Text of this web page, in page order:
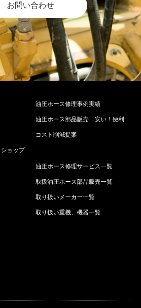
お問い合わせ
ョップ
油圧ホース修理事例実績
油圧ホース部品販売 安い！便利
コスト削減提案
油圧ホース修理サービス一覧
取扱油圧ホース部品販売一覧
取り扱いメーカー一覧
取り扱い重機、機器一覧